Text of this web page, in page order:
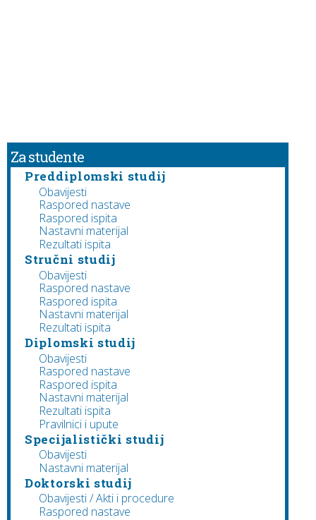
Za studente
Preddiplomski studij
Obavijesti
Raspored nastave
Raspored ispita
Nastavni materijal
Rezultati ispita
Stručni studij
Obavijesti
Raspored nastave
Raspored ispita
Nastavni materijal
Rezultati ispita
Diplomski studij
Obavijesti
Raspored nastave
Raspored ispita
Nastavni materijal
Rezultati ispita
Pravilnici i upute
Specijalistički studij
Obavijesti
Nastavni materijal
Doktorski studij
Obavijesti / Akti i procedure
Raspored nastave